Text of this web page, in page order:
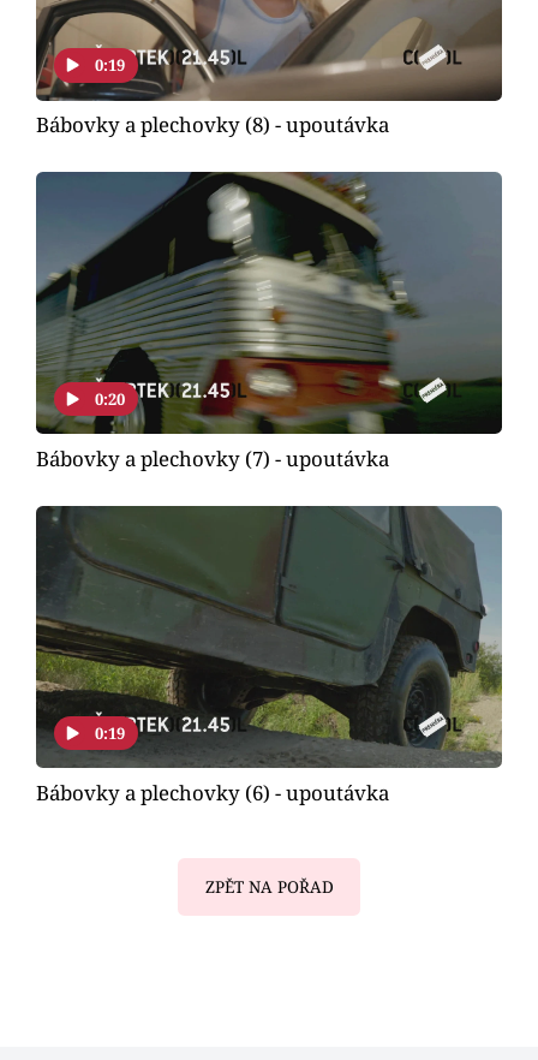
0:19
Bábovky a plechovky (8) - upoutávka
0:20
Bábovky a plechovky (7) - upoutávka
0:19
Bábovky a plechovky (6) - upoutávka
ZPĚT NA POŘAD